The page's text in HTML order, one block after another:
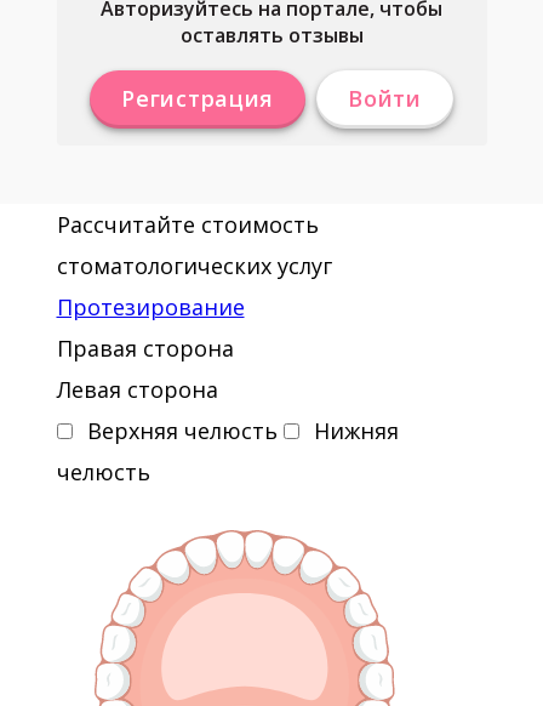
Авторизуйтесь на портале, чтобы
оставлять отзывы
Регистрация Войти
Рассчитайте стоимость
стоматологических услуг
Протезирование
Правая сторона
Левая сторона
Верхняя челюсть
Нижняя
челюсть